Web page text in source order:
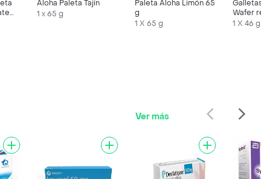
Aloha Paleta Tajín
1 x 65 g
Paleta Aloha Limón 65
g
1 X 65 g
Wafer
crema
1 X 46 g
Ver más